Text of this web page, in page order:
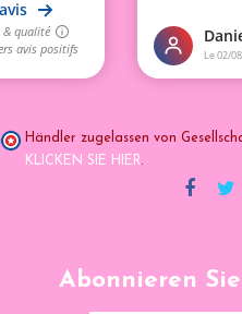
Händler zugelassen von
KLICKEN SIE HIER.
Abonnieren